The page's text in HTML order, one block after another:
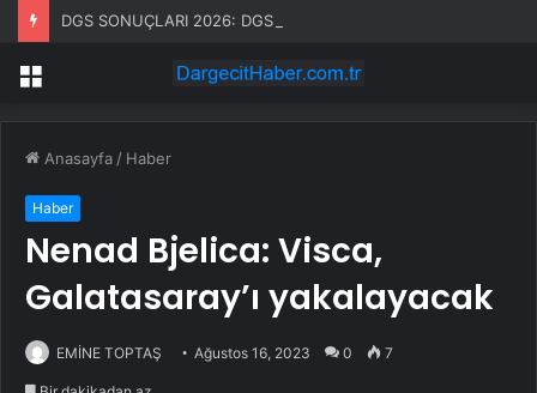
Menü
Anasayfa / Haber
Haber
Nenad Bjelica: Visca,
Galatasaray’ı yakalayacak
EMİNE TOPTAŞ Ağustos 16, 2023 0 7